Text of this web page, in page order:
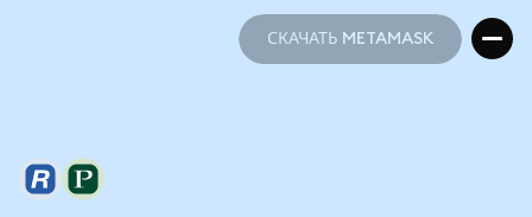
СКАЧАТЬ METAMASK